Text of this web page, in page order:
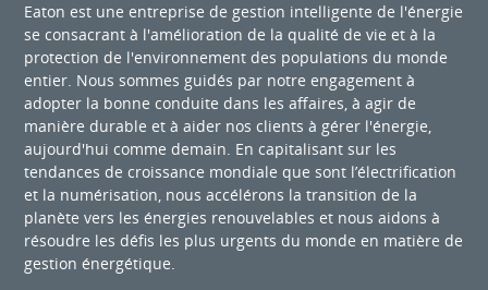
Eaton est une entreprise de gestion intelligente de l'énergie
se consacrant à l'amélioration de la qualité de vie et à la
protection de l'environnement des populations du monde
entier. Nous sommes guidés par notre engagement à
adopter la bonne conduite dans les affaires, à agir de
manière durable et à aider nos clients à gérer l'énergie,
aujourd'hui comme demain. En capitalisant sur les
tendances de croissance mondiale que sont l’électrification
et la numérisation, nous accélérons la transition de la
planète vers les énergies renouvelables et nous aidons à
résoudre les défis les plus urgents du monde en matière de
gestion énergétique.